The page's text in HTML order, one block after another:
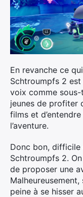
En revanche ce
Schtroumpfs 2
voix comme
jeunes de profiter
films et
l’aventure.
Donc bon, difficile
Schtroumpfs 2.
de proposer une
peine à se hisser
: